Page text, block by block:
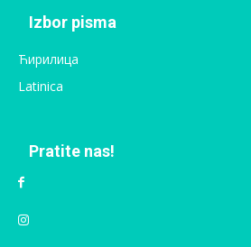
Izbor pisma
Ћирилица
Latinica
Pratite nas!